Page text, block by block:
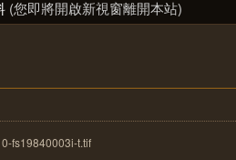
(您即將開啟新視窗離開本站)
fs19840003i-t.tif